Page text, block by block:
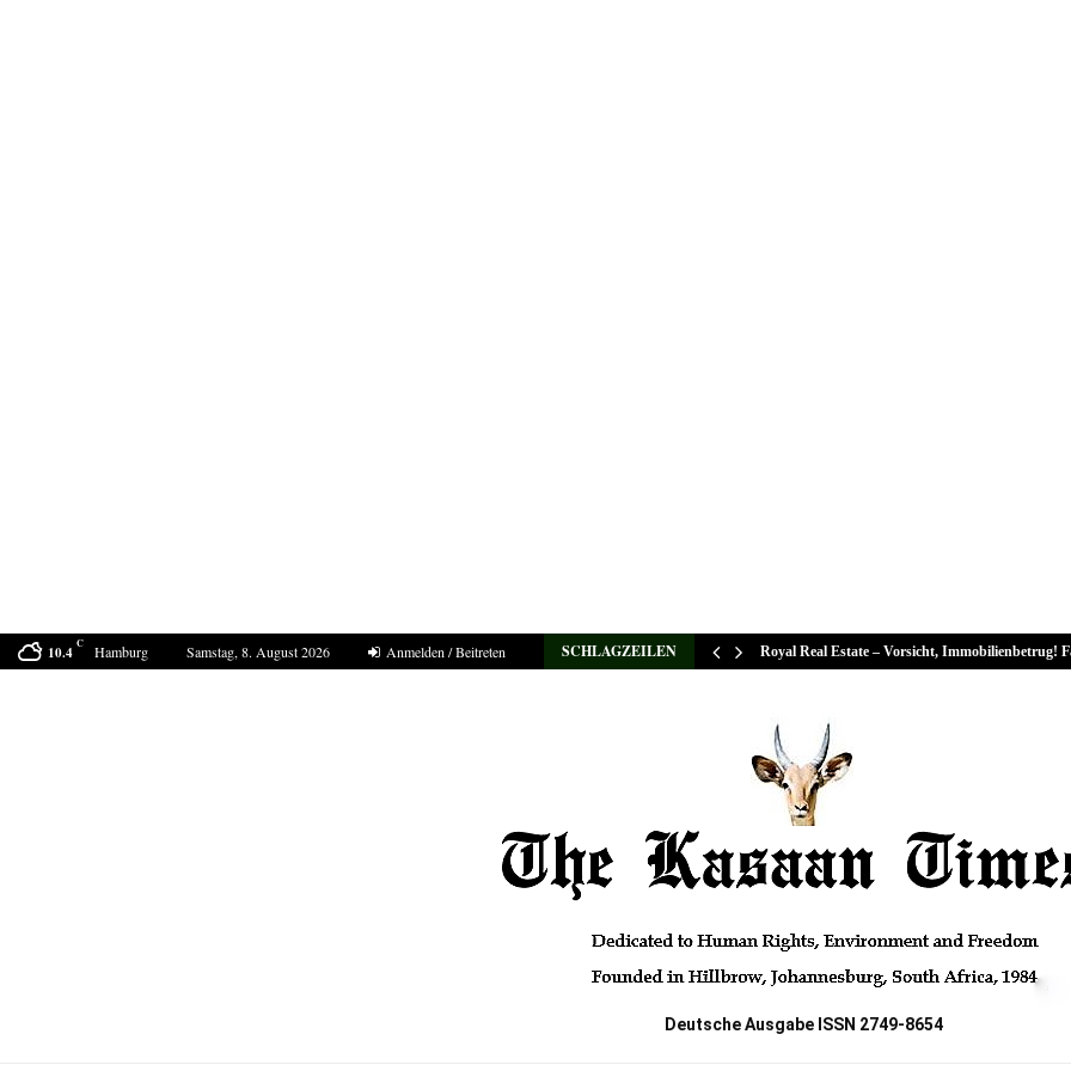
10.4 C Hamburg Samstag, 8. August 2026 Anmelden / Beitreten SCHLAGZEILEN
Bestell-Scam – eine neue Masche Royal Real Estate – Vorsicht, Immobilienbetrug!
Deutsche Ausgabe ISSN 2749-8654